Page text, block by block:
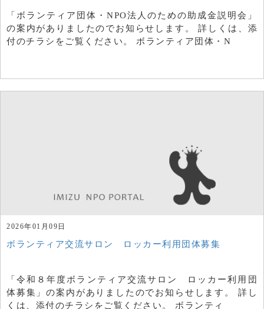
「ボランティア団体・NPO法人のための助成金説明会」
の案内がありましたのでお知らせします。 詳しくは、添
付のチラシをご覧ください。 ボランティア団体・N
2026年01月09日
ボランティア交流サロン ロッカー利用団体募集
「令和８年度ボランティア交流サロン ロッカー利用団
体募集」の案内がありましたのでお知らせします。 詳し
くは、添付のチラシをご覧ください。 ボランティ